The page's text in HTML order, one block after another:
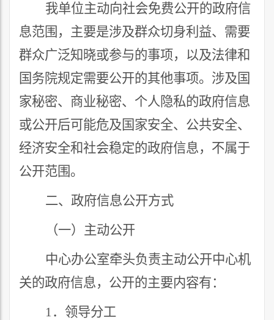
我单位主动向社会免费公开的政府信
息范围，主要是涉及群众切身利益、需要
群众广泛知晓或参与的事项，以及法律和
国务院规定需要公开的其他事项。涉及国
家秘密、商业秘密、个人隐私的政府信息
或公开后可能危及国家安全、公共安全、
经济安全和社会稳定的政府信息，不属于
公开范围。
二、政府信息公开方式
（一）主动公开
中心办公室牵头负责主动公开中心机
关的政府信息，公开的主要内容有：
1 ． 领导分工